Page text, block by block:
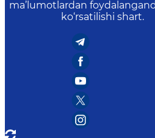
ma’lumotlardan
ko‘rsatilishi shart.